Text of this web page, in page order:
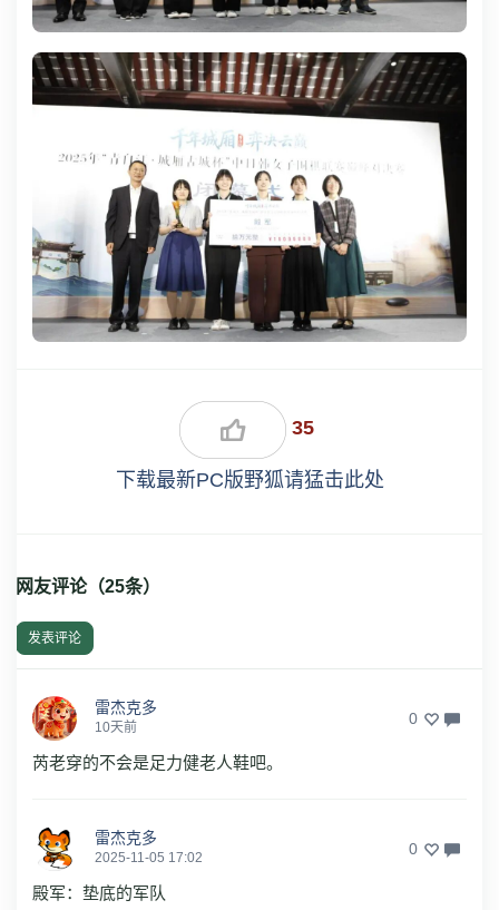
35
下载最新PC版野狐请猛击此处
网友评论（25条）
发表评论
雷杰克多
10天前 0
芮老穿的不会是足力健老人鞋吧。
雷杰克多
2025-11-05 17:02 0
殿军：垫底的军队